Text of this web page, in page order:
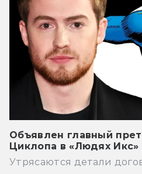
Объявлен главный
Циклопа в «Людях Икс»
Утрясаются детали